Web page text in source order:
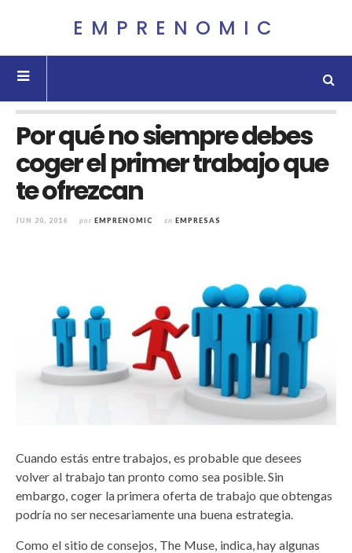
EMPRENOMIC
Por qué no siempre debes
coger el primer trabajo que
te ofrezcan
JUN 20, 2016 por EMPRENOMIC en EMPRESAS
Cuando estás entre trabajos, es probable que desees
volver al trabajo tan pronto como sea posible. Sin
embargo, coger la primera oferta de trabajo que obtengas
podría no ser necesariamente una buena estrategia.
Como el sitio de consejos, The Muse, indica, hay algunas